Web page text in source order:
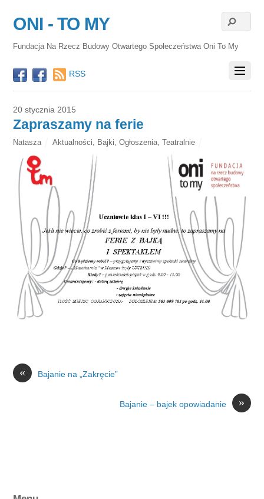
ONI - TO MY
Fundacja Na Rzecz Budowy Otwartego Społeczeństwa Oni To My
RSS
20 stycznia 2015
Zapraszamy na ferie
Natasza Aktualności Bajki Ogłoszenia Teatralnie
« Bajanie na „Zakręcie”
»
Bajanie – bajek opowiadanie